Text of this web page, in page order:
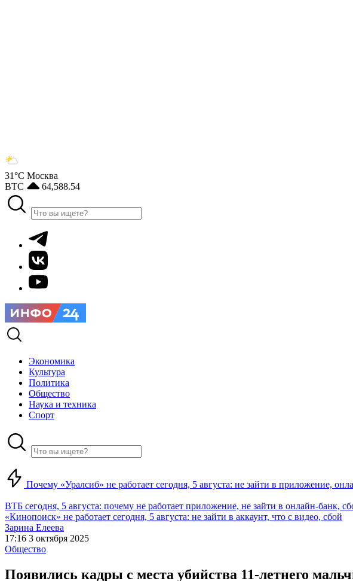
31°С Москва
BTC
64,588.54
Экономика
Культура
Политика
Общество
Наука и техника
Спорт
Почему «Уралсиб» не работает сегодня, 5 августа: не зайти в приложение,
ВТБ сегодня, 5 августа: почему не работает приложение, не зайти в онлайн-банк,
«Кинопоиск» не работает сегодня, 5 августа: не зайти в аккаунт, что с видео, сбой
Зарина Елеева
17:16 3 октября 2025
Общество
Появились кадры с места убийства 11-летнего